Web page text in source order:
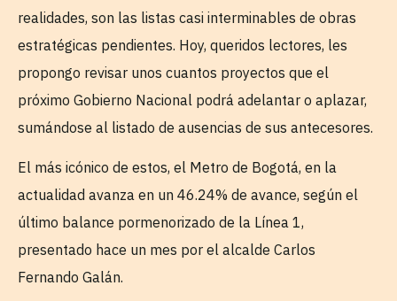
realidades, son las listas casi interminables de obras
estratégicas pendientes. Hoy, queridos lectores, les
propongo revisar unos cuantos proyectos que el
próximo Gobierno Nacional podrá adelantar o aplazar,
sumándose al listado de ausencias de sus antecesores.
El más icónico de estos, el Metro de Bogotá, en la
actualidad avanza en un 46.24% de avance, según el
último balance pormenorizado de la Línea 1,
presentado hace un mes por el alcalde Carlos
Fernando Galán.